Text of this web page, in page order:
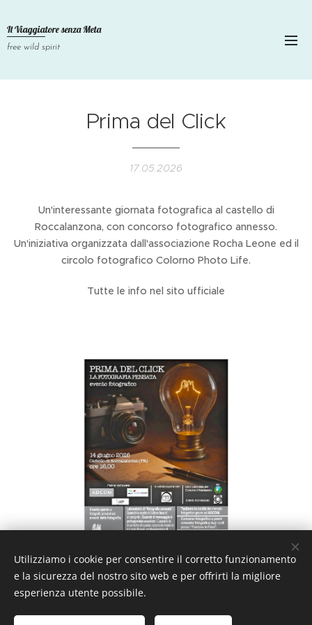
Il Viaggiatore senzaMeta
free wild spirit
Prima del Click
17.05.2026
Un'interessante giornata fotografica al castello di
Roccalanzona, con concorso fotografico annesso.
Un'iniziativa organizzata dall'associazione Rocha Leone ed il
circolo fotografico Colorno Photo Life.
Tutte le info nel sito ufficiale
Utilizziamo i cookie per consentire il corretto funzionamento
e la sicurezza del nostro sito web e per offrirti la migliore
esperienza utente possibile.